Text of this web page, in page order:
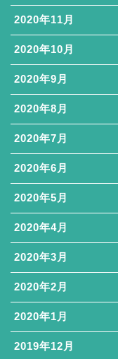
2020年11月
2020年10月
2020年9月
2020年8月
2020年7月
2020年6月
2020年5月
2020年4月
2020年3月
2020年2月
2020年1月
2019年12月